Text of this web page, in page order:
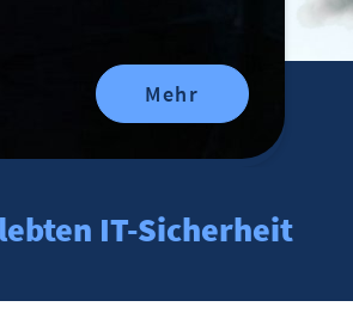
Mehr
IT-Sicherheit